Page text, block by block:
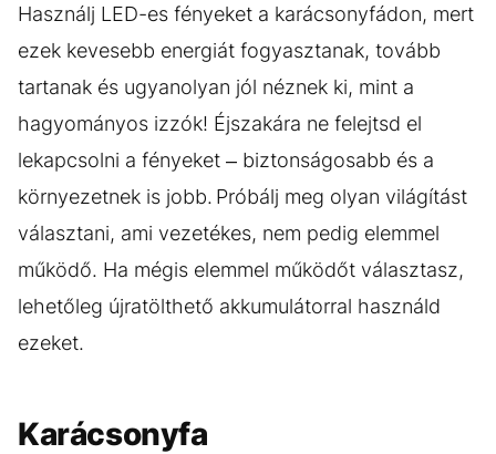
Használj LED-es fényeket a karácsonyfádon, mert
ezek kevesebb energiát fogyasztanak, tovább
tartanak és ugyanolyan jól néznek ki, mint a
hagyományos izzók! Éjszakára ne felejtsd el
lekapcsolni a fényeket – biztonságosabb és a
környezetnek is jobb. Próbálj meg olyan világítást
választani, ami vezetékes, nem pedig elemmel
működő. Ha mégis elemmel működőt választasz,
lehetőleg újratölthető akkumulátorral használd
ezeket.
Karácsonyfa